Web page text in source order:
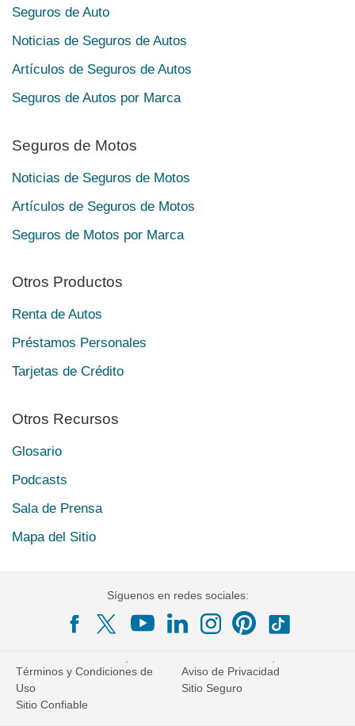
Seguros de Auto
Noticias de Seguros de Autos
Artículos de Seguros de Autos
Seguros de Autos por Marca
Seguros de Motos
Noticias de Seguros de Motos
Artículos de Seguros de Motos
Seguros de Motos por Marca
Otros Productos
Renta de Autos
Préstamos Personales
Tarjetas de Crédito
Otros Recursos
Glosario
Podcasts
Sala de Prensa
Mapa del Sitio
Síguenos en redes sociales:
Términos y Condiciones de
Uso
Aviso de Privacidad
Sitio Seguro
Sitio Confiable